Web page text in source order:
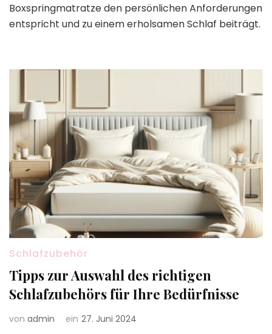
Boxspringmatratze den persönlichen Anforderungen
entspricht und zu einem erholsamen Schlaf beiträgt.
Schlafzubehör
Tipps zur Auswahl des richtigen
Schlafzubehörs für Ihre Bedürfnisse
von admin ein 27. Juni 2024